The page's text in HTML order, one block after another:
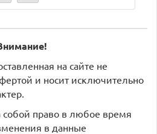
на сайте не
и носит исключительно
собой право в любое время
в данные